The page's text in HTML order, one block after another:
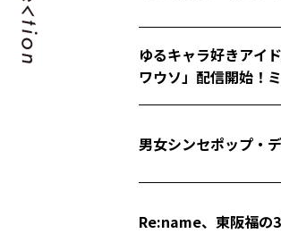
ゆるキャラ好きアイ
ワウソ」配信開始！
男女シンセポップ・
Re:name、東阪福の